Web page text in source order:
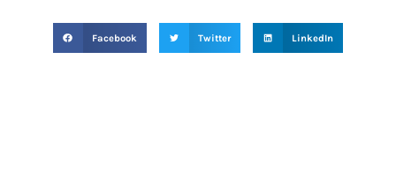
Facebook Twitter LinkedIn